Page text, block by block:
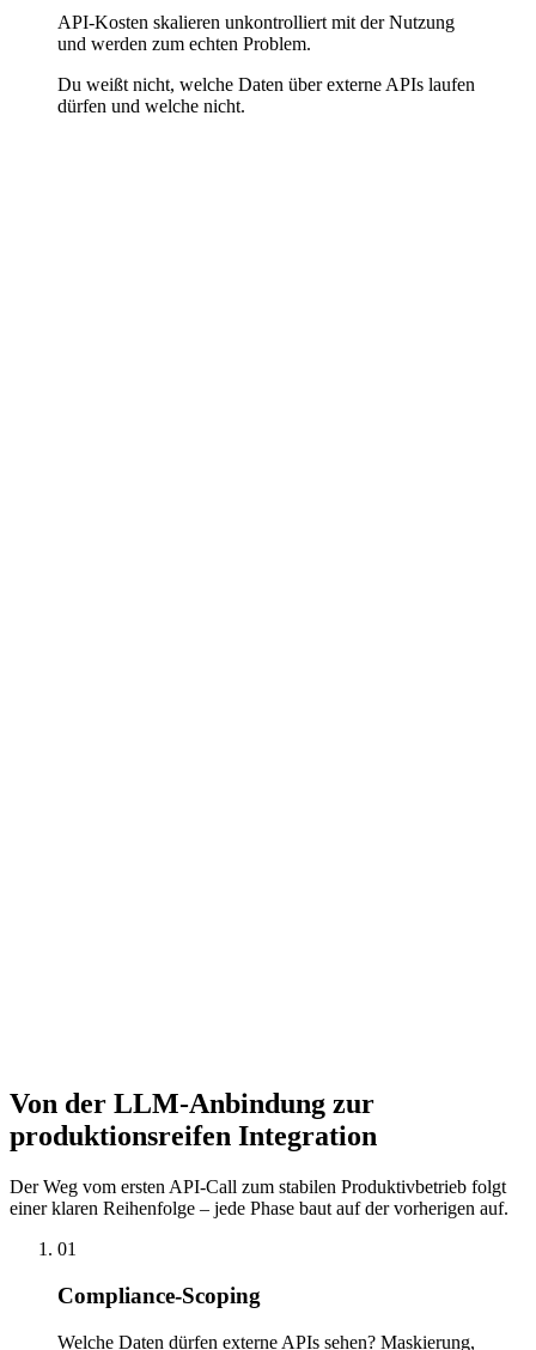
API-Kosten skalieren unkontrolliert mit der Nutzung
und werden zum echten Problem.
Du weißt nicht, welche Daten über externe APIs laufen
dürfen und welche nicht.
Von der LLM-Anbindung zur
produktionsreifen Integration
Der Weg vom ersten API-Call zum stabilen Produktivbetrieb folgt
einer klaren Reihenfolge – jede Phase baut auf der vorherigen auf.
01
Compliance-Scoping
Welche Daten dürfen externe APIs sehen? Maskierung,